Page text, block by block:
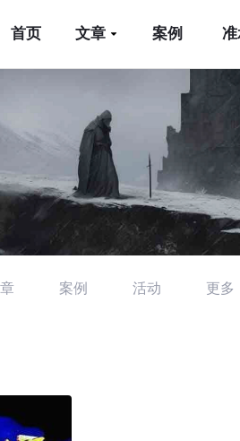
首页 文章 案例
案例 活动 更多